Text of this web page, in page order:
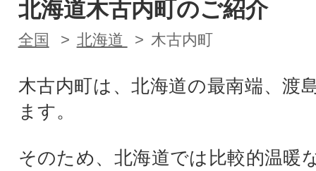
北海道木古内町のご紹介
全国 北海道 木古内町
木古内町は、北海道の最南端、渡
ます。
そのため、北海道では比較的温暖